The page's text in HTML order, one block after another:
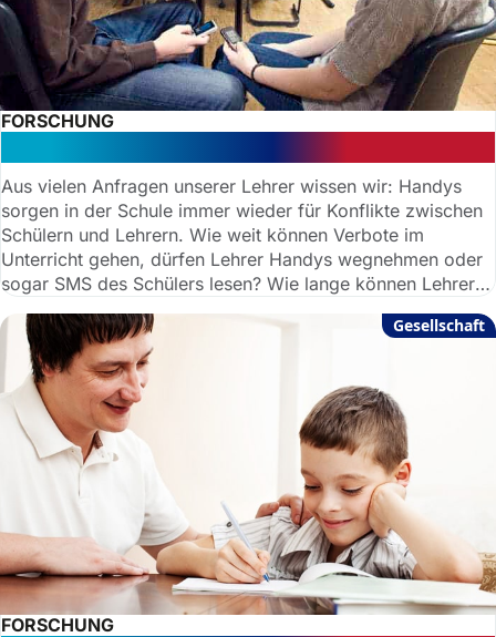
FORSCHUNG
Aus vielen Anfragen unserer Lehrer wissen wir: Handys
sorgen in der Schule immer wieder für Konflikte zwischen
Schülern und Lehrern. Wie weit können Verbote im
Unterricht gehen, dürfen Lehrer Handys wegnehmen oder
sogar SMS des Schülers lesen? Wie lange können Lehrer
Handys behalten? Gemeinsam mit dem Rechtsanwalt und
Experten für Schulrecht Dr. Matthias Ruckdäschel haben
wir die wichtigsten Fragen geklärt.
Gesellschaft
FORSCHUNG